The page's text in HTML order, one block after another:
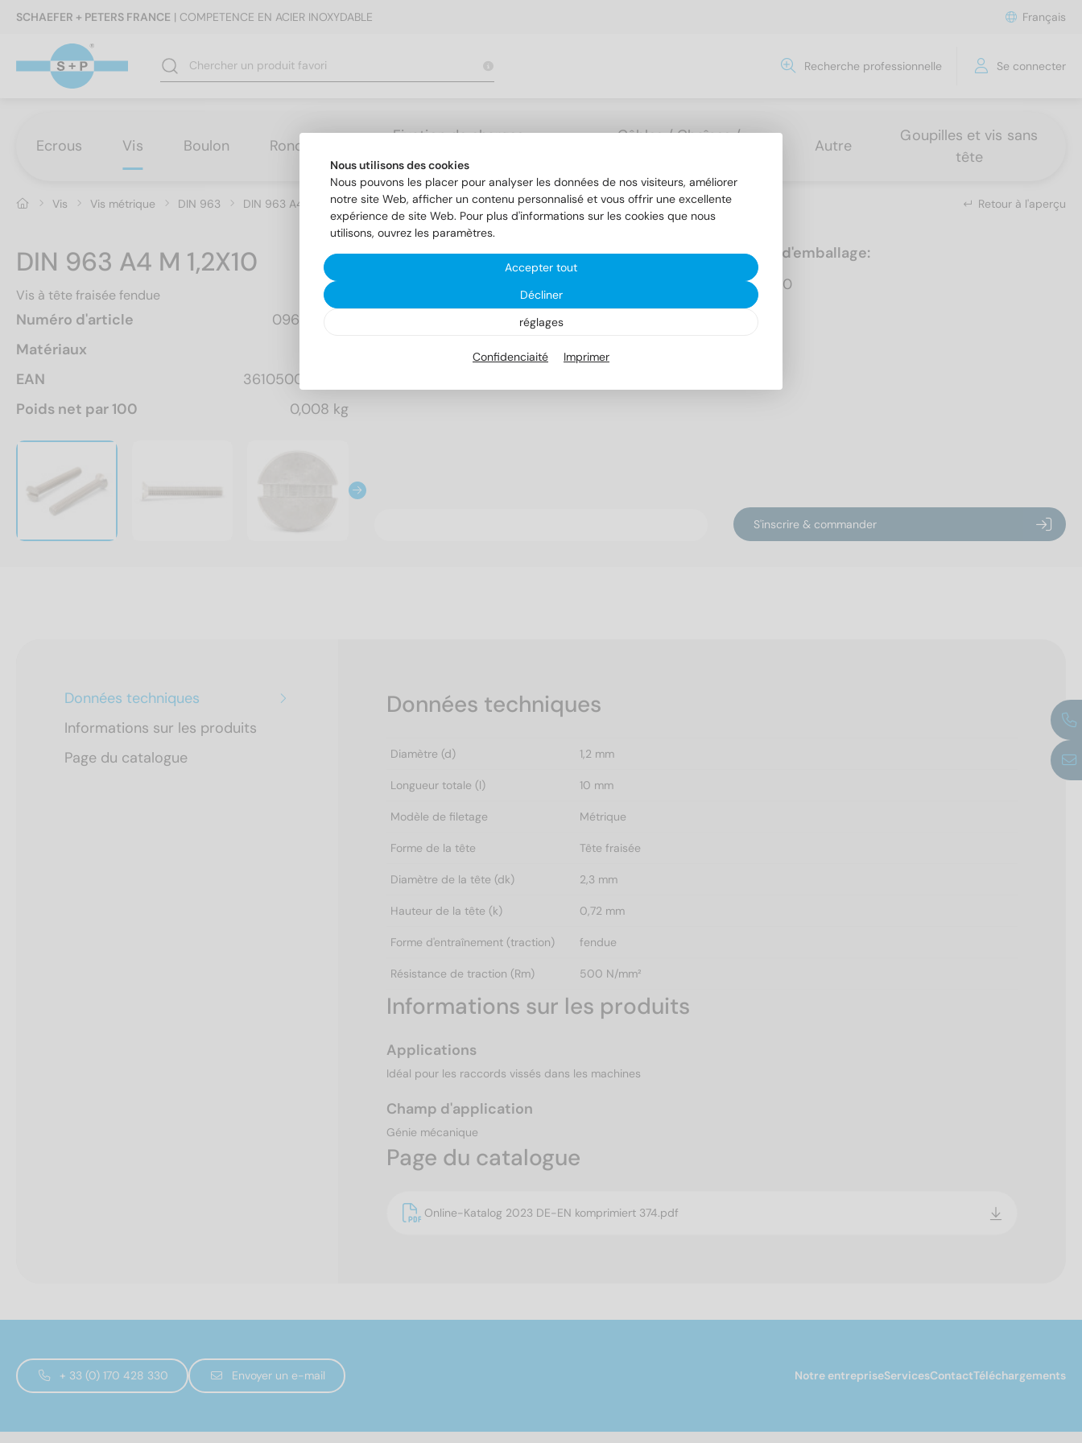
SCHAEFER + PETERS FRANCE | COMPETENCE EN ACIER INOXYDABLE Français
Recherche professionnelle Se connecter
Ecrous Vis Boulon Rondelles
Fixation de charges
lourdes
Câbles / Chaînes /
Autre
Goupilles et vis sans
tête
Vis Vis métrique DIN 963 DIN 963 A4 M 1,2X10 Retour à l'aperçu
DIN 963 A4 M 1,2X10
Vis à tête fraisée fendue
Numéro d'article
0963412 10
Matériaux
EAN
3610500163012
Poids net par 100
0,008 kg
Unités d'emballage:
1.000
S'inscrire & commander
Données techniques
Informations sur les produits
Page du catalogue
Données techniques
Diamètre (d) 1,2 mm
Longueur totale (l) 10 mm
Modèle de filetage Métrique
Forme de la tête Tête fraisée
Diamètre de la tête (dk) 2,3 mm
Hauteur de la tête (k) 0,72 mm
Forme d'entraînement (traction) fendue
Résistance de traction (Rm) 500 N/mm²
Informations sur les produits
Applications
Idéal pour les raccords vissés dans les machines
Champ d'application
Génie mécanique
Page du catalogue
Online-Katalog 2023 DE-EN komprimiert 374.pdf
+ 33 (0) 170 428 330 Envoyer un e-mail Notre entrepriseServicesContactTéléchargements
Nous utilisons des cookies
Nous pouvons les placer pour analyser les données de nos visiteurs, améliorer
notre site Web, afficher un contenu personnalisé et vous offrir une excellente
expérience de site Web. Pour plus d'informations sur les cookies que nous
utilisons, ouvrez les paramètres.
Accepter tout
Décliner
réglages
Confidenciaité Imprimer